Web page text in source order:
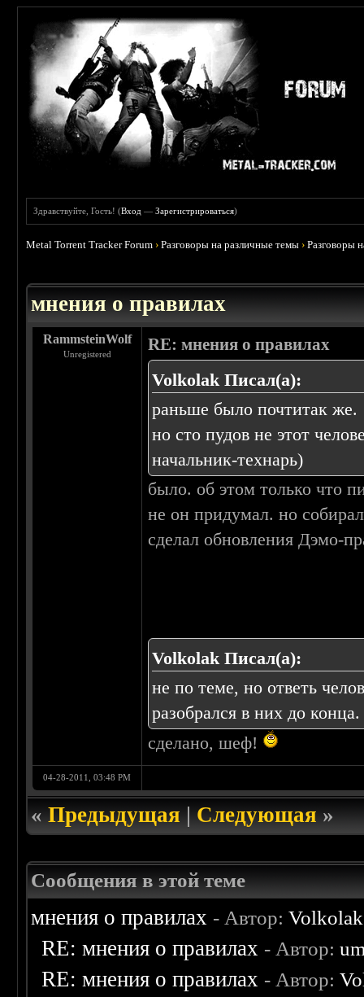
Здравствуйте, Гость! (Вход —Зарегистрироваться)
Metal Torrent Tracker Forum ›Разговоры на различные темы ›Разговоры
мнения о правилах
RammsteinWolf
Unregistered
RE: мнения о правилах
Volkolak Писал(а):
раньше было почтитак же.
но сто пудов не этот
начальник-технарь)
было. об этом только что
не он придумал. но
сделал обновления Дэмо-
Volkolak Писал(а):
не по теме, но ответь
разобрался в них до конца.
сделано, шеф!
04-28-2011, 03:48 PM
«Предыдущая|Следующая»
Сообщения в этой теме
мнения о правилах - Автор:Volkolak
RE: мнения о правилах - Автор:
RE: мнения о правилах - Автор: